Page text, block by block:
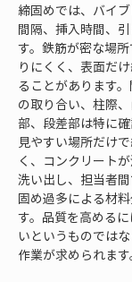
締固めでは、バイ
間隔、挿入時間、
す。鉄筋が密な場
りにくく、表面だ
ることがあります
の取り合い、柱際
部、段差部は特に
見やすい場所だけ
く、コンクリート
洗い出し、担当者
固め過多による材
す。品質を高める
いというものでは
作業が求められます